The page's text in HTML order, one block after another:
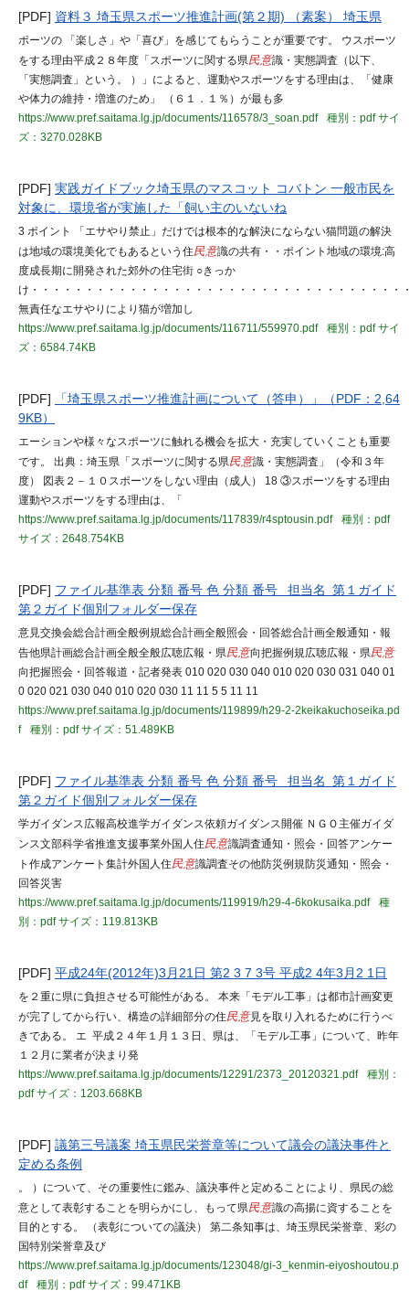
[PDF] 資料３ 埼玉県スポーツ推進計画(第２期) （素案） 埼玉県
ポーツの 「楽しさ」や「喜び」を感じてもらうことが重要です。 ウスポーツ
をする理由平成２８年度「スポーツに関する県民意識・実態調査（以下、
「実態調査」という。 ）」によると、運動やスポーツをする理由は、「健康
や体力の維持・増進のため」 （６１．１％）が最も多
https://www.pref.saitama.lg.jp/documents/116578/3_soan.pdf
種別：pdfサイ
ズ：3270.028KB
[PDF] 実践ガイドブック埼玉県のマスコット コバトン 一般市民を
対象に、環境省が実施した「飼い主のいないね
3 ポイント 「エサやり禁止」だけでは根本的な解決にならない猫問題の解決
は地域の環境美化でもあるという住民意識の共有・・ポイント地域の環境:高
度成長期に開発された郊外の住宅街 ○きっか
け・・・・・・・・・・・・・・・・・・・・・・・・・・・・・・・・・
無責任なエサやりにより猫が増加し
https://www.pref.saitama.lg.jp/documents/116711/559970.pdf
種別：pdfサイ
ズ：6584.74KB
[PDF]
「埼玉県スポーツ推進計画について（答申）」（PDF：2,64
9KB）
エーションや様々なスポーツに触れる機会を拡大・充実していくことも重要
です。 出典：埼玉県「スポーツに関する県民意識・実態調査」（令和３年
度） 図表２－１０スポーツをしない理由（成人） 18 ③スポーツをする理由
運動やスポーツをする理由は、「
https://www.pref.saitama.lg.jp/documents/117839/r4sptousin.pdf
種別：pdf
サイズ：2648.754KB
[PDF] ファイル基準表 分類 番号 色 分類 番号 担当名 第１ガイド
第２ガイド個別フォルダー保存
意見交換会総合計画全般例規総合計画全般照会・回答総合計画全般通知・報
告他県計画総合計画全般全般広聴広報・県民意向把握例規広聴広報・県民意
向把握照会・回答報道・記者発表 010 020 030 040 010 020 030 031 040 01
0 020 021 030 040 010 020 030 11 11 5 5 11 11
https://www.pref.saitama.lg.jp/documents/119899/h29-2-2keikakuchoseika.pd
f
種別：pdfサイズ：51.489KB
[PDF] ファイル基準表 分類 番号 色 分類 番号 担当名 第１ガイド
第２ガイド個別フォルダー保存
学ガイダンス広報高校進学ガイダンス依頼ガイダンス開催 ＮＧＯ主催ガイダ
ンス文部科学省推進支援事業外国人住民意識調査通知・照会・回答アンケー
ト作成アンケート集計外国人住民意識調査その他防災例規防災通知・照会・
回答災害
https://www.pref.saitama.lg.jp/documents/119919/h29-4-6kokusaika.pdf
種
別：pdfサイズ：119.813KB
[PDF] 平成24年(2012年)3月21日 第2 3 7 3号 平成2 4年3月2 1日
を２重に県に負担させる可能性がある。 本来「モデル工事」は都市計画変更
が完了してから行い、構造の詳細部分の住民意見を取り入れるために行うべ
きである。 エ 平成２４年１月１３日、県は、「モデル工事」について、昨年
１２月に業者が決まり発
https://www.pref.saitama.lg.jp/documents/12291/2373_20120321.pdf
種別：
pdfサイズ：1203.668KB
[PDF] 議第三号議案 埼玉県民栄誉章等について議会の議決事件と
定める条例
。 ）について、その重要性に鑑み、議決事件と定めることにより、県民の総
意として表彰することを明らかにし、もって県民意識の高揚に資することを
目的とする。 （表彰についての議決） 第二条知事は、埼玉県民栄誉章、彩の
国特別栄誉章及び
https://www.pref.saitama.lg.jp/documents/123048/gi-3_kenmin-eiyoshoutou.p
df
種別：pdfサイズ：99.471KB